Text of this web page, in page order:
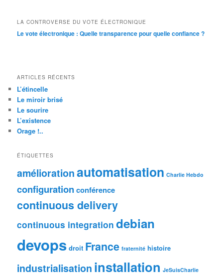
LA CONTROVERSE DU VOTE ÉLECTRONIQUE
Le vote électronique : Quelle transparence pour quelle confiance ?
ARTICLES RÉCENTS
L’étincelle
Le miroir brisé
Le sourire
L’existence
Orage !..
ÉTIQUETTES
améliorationautomatisation Charlie Hebdo
configuration conférence
continuous delivery
continuous integration debian
devops droit France fraternité histoire
industrialisation installation JeSuisCharlie